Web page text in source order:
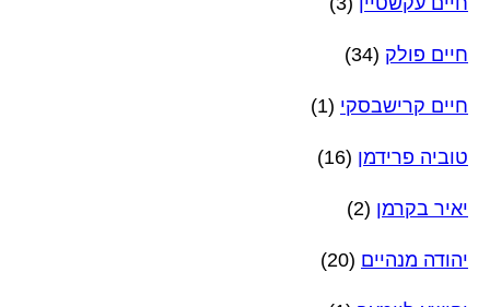
חיים פולק (34)
חיים קרישבסקי (1)
טוביה פרידמן (16)
יאיר בקרמן (2)
יהודה מנהיים (20)